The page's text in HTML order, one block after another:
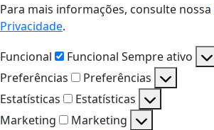
Para mais informações, consulte nossa
Privacidade.
Funcional
Funcional Sempre ativo
Preferências
Preferências
Estatísticas
Estatísticas
Marketing
Marketing